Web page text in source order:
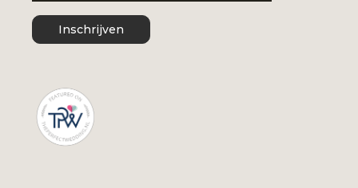
Inschrijven